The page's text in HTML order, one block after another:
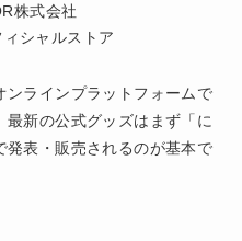
株式会社
シャルストア
ンラインプラットフォームで
新の公式グッズはまず「に
発表・販売されるのが基本で